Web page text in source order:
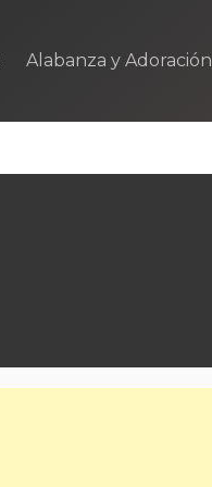
Alabanza y Adoración